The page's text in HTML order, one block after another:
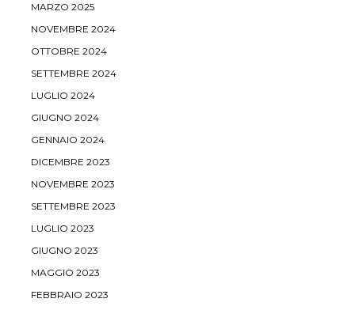
MARZO 2025
NOVEMBRE 2024
OTTOBRE 2024
SETTEMBRE 2024
LUGLIO 2024
GIUGNO 2024
GENNAIO 2024
DICEMBRE 2023
NOVEMBRE 2023
SETTEMBRE 2023
LUGLIO 2023
GIUGNO 2023
MAGGIO 2023
FEBBRAIO 2023